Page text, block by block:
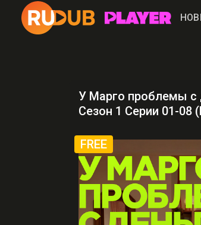
У Марго проблемы с
Сезон 1 Серии 01-08
FREE